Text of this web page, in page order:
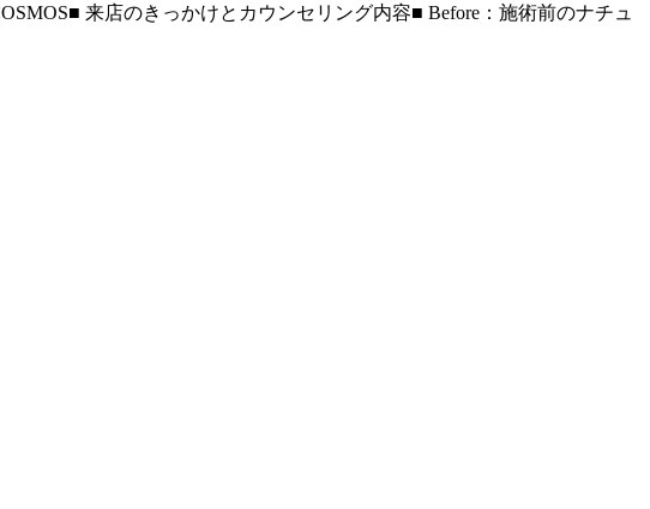
来店のきっかけとカウンセリング内容■ Before：施術前のナチュ